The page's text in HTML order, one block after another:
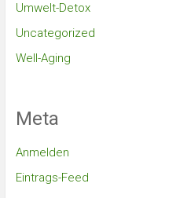
Umwelt-Detox
Uncategorized
Well-Aging
Meta
Anmelden
Eintrags-Feed